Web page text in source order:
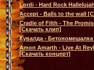
Lordi - Hard Rock
Accept - Balls to the wall
Cradle of Filth - The
[Скачать клип]
Кувалда - Бетономешалка
Amon Amarth - Live At
[Скачать концерт]